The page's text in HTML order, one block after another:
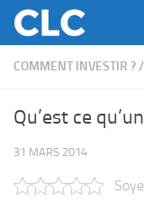
Skip to content
COMMENT INVESTIR ?/
Qu’est ce
31 MARS 2014